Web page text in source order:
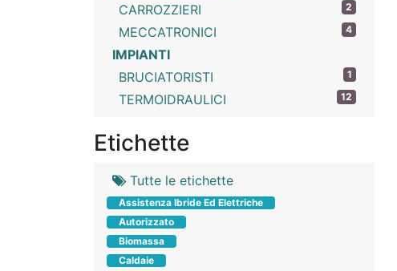
2
CARROZZIERI
4
MECCATRONICI
IMPIANTI
1
BRUCIATORISTI
12
TERMOIDRAULICI
Etichette
Tutte le etichette
Assistenza Ibride Ed Elettriche
Autorizzato
Biomassa
Caldaie